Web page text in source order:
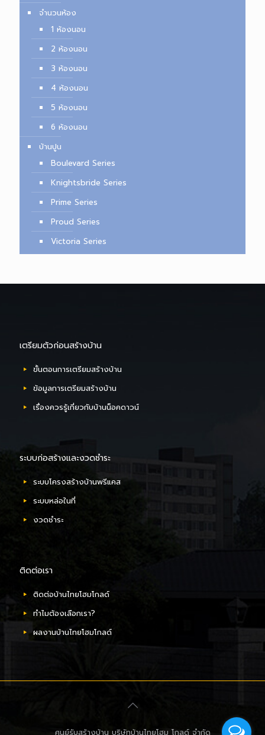
จำนวนห้อง
1 ห้องนอน
2 ห้องนอน
3 ห้องนอน
4 ห้องนอน
5 ห้องนอน
6 ห้องนอน
บ้านปูน
Boulevard Series
Knightsbride Series
Prime Series
Proud Series
Victoria Series
เตรียมตัวก่อนสร้างบ้าน
ขั้นตอนการเตรียมสร้างบ้าน
ข้อมูลการเตรียมสร้างบ้าน
เรื่องควรรู้เกี่ยวกับบ้านน็อคดาวน์
ระบบก่อสร้างและงวดชำระ
ระบบโครงสร้างบ้านพรีแคส
ระบบหล่อในที่
งวดชำระ
ติดต่อเรา
ติดต่อบ้านไทยโฮมโกลด์
ทำไมต้องเลือกเรา?
ผลงานบ้านไทยโฮมโกลด์
ศูนย์รับสร้างบ้าน บริษัทบ้านไทยโฮม โกลด์ จำกัด